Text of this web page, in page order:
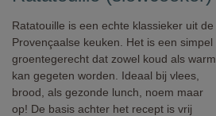
Ratatouille is een echte klassieker uit de
Provençaalse keuken. Het is een simpel
groentegerecht dat zowel koud als warm
kan gegeten worden. Ideaal bij vlees,
brood, als gezonde lunch, noem maar
op! De basis achter het recept is vrij